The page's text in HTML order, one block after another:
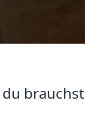
du brauchst